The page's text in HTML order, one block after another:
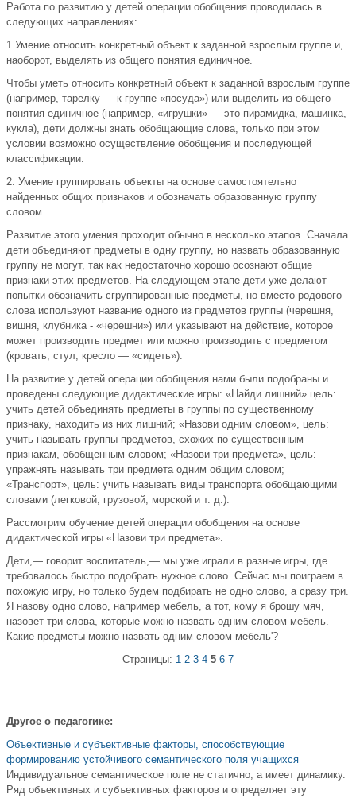
Работа по развитию у детей операции обобщения проводилась в
следующих направлениях:
1.Умение относить конкретный объект к заданной взрослым группе и,
наоборот, выделять из общего понятия единичное.
Чтобы уметь относить конкретный объект к заданной взрослым группе
(например, тарелку — к группе «посуда») или выделить из общего
понятия единичное (например, «игрушки» — это пирамидка, машинка,
кукла), дети должны знать обобщающие слова, только при этом
условии возможно осуществление обобщения и последующей
классификации.
2. Умение группировать объекты на основе самостоятельно
найденных общих признаков и обозначать образованную группу
словом.
Развитие этого умения проходит обычно в несколько этапов. Сначала
дети объединяют предметы в одну группу, но назвать образованную
группу не могут, так как недостаточно хорошо осознают общие
признаки этих предметов. На следующем этапе дети уже делают
попытки обозначить сгруппированные предметы, но вместо родового
слова используют название одного из предметов группы (черешня,
вишня, клубника - «черешни») или указывают на действие, которое
может производить предмет или можно производить с предметом
(кровать, стул, кресло — «сидеть»).
На развитие у детей операции обобщения нами были подобраны и
проведены следующие дидактические игры: «Найди лишний» цель:
учить детей объединять предметы в группы по существенному
признаку, находить из них лишний; «Назови одним словом», цель:
учить называть группы предметов, схожих по существенным
признакам, обобщенным словом; «Назови три предмета», цель:
упражнять называть три предмета одним общим словом;
«Транспорт», цель: учить называть виды транспорта обобщающими
словами (легковой, грузовой, морской и т. д.).
Рассмотрим обучение детей операции обобщения на основе
дидактической игры «Назови три предмета».
Дети,— говорит воспитатель,— мы уже играли в разные игры, где
требовалось быстро подобрать нужное слово. Сейчас мы поиграем в
похожую игру, но только будем подбирать не одно слово, а сразу три.
Я назову одно слово, например мебель, а тот, кому я брошу мяч,
назовет три слова, которые можно назвать одним словом мебель.
Какие предметы можно назвать одним словом мебель'?
Страницы: 1 2 3 4 5 6 7
Другое о педагогике:
Объективные и субъективные факторы, способствующие
формированию устойчивого семантического поля учащихся
Индивидуальное семантическое поле не статично, а имеет динамику.
Ряд объективных и субъективных факторов и определяет эту